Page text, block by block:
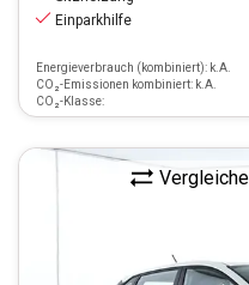
Einparkhilfe
Energieverbrauch (kombiniert): k.A.
CO₂-Emissionen kombiniert: k.A.
CO₂-Klasse: